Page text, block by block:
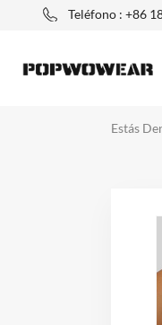
Teléfono : +86
Estás